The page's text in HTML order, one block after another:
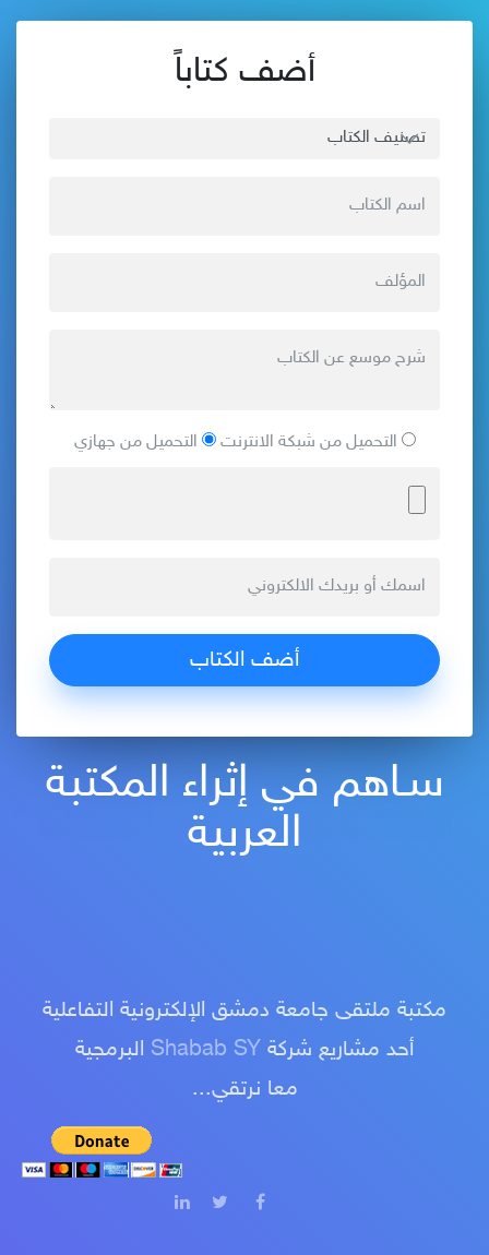
أضف كتاباً
التحميل من شبكة الانترنت التحميل من جهازي
سـاهم في إثراء المكتبة
العربية
مكتبة ملتقى جامعة دمشق الإلكترونية التفاعلية
أحد مشاريع شركة Shabab SY البرمجية
معا نرتقي...